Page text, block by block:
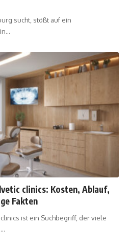
sucht, stößt auf ein
…
clinics: Kosten, Ablauf,
Fakten
ist ein Suchbegriff, der viele
…